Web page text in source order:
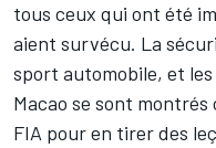
tous ceux qui ont été
aient survécu. La
sport automobile, et
Macao se sont
FIA pour en tirer des